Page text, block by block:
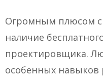
Огромным плюсом
наличие
проектировщика.
особенных